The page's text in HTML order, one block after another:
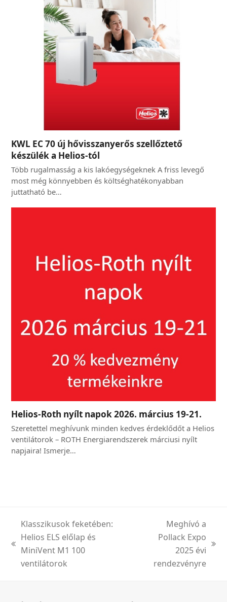
KWL EC 70 új hővisszanyerős szellőztető
készülék a Helios-tól
Több rugalmasság a kis lakóegységeknek A friss levegő
most még könnyebben és költséghatékonyabban
juttatható be…
Helios-Roth nyílt napok 2026. március 19-21.
Szeretettel meghívunk minden kedves érdeklődőt a Helios
ventilátorok – ROTH Energiarendszerek márciusi nyílt
napjaira! Ismerje…
previous
post:
Klasszikusok feketében:
Helios ELS előlap és
MiniVent M1 100
ventilátorok
post:
Meghívó a
Pollack Expo
2025 évi
rendezvényre